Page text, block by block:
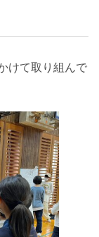
けて取り組んで